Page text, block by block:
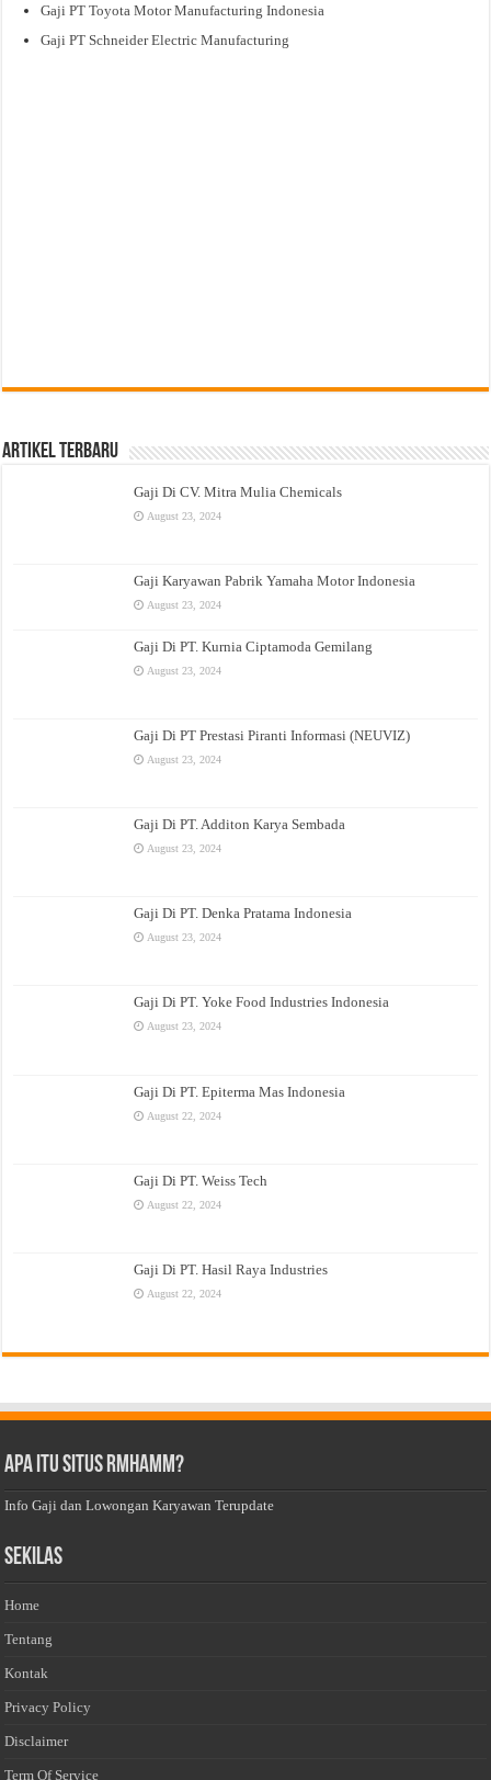
Gaji PT Toyota Motor Manufacturing Indonesia
Gaji PT Schneider Electric Manufacturing
Artikel Terbaru
Gaji Di CV. Mitra Mulia Chemicals
August 23, 2024
Gaji Karyawan Pabrik Yamaha Motor Indonesia
August 23, 2024
Gaji Di PT. Kurnia Ciptamoda Gemilang
August 23, 2024
Gaji Di PT Prestasi Piranti Informasi (NEUVIZ)
August 23, 2024
Gaji Di PT. Additon Karya Sembada
August 23, 2024
Gaji Di PT. Denka Pratama Indonesia
August 23, 2024
Gaji Di PT. Yoke Food Industries Indonesia
August 23, 2024
Gaji Di PT. Epiterma Mas Indonesia
August 22, 2024
Gaji Di PT. Weiss Tech
August 22, 2024
Gaji Di PT. Hasil Raya Industries
August 22, 2024
Apa Itu Situs Rmhamm?
Info Gaji dan Lowongan Karyawan Terupdate
Sekilas
Home
Tentang
Kontak
Privacy Policy
Disclaimer
Term Of Service